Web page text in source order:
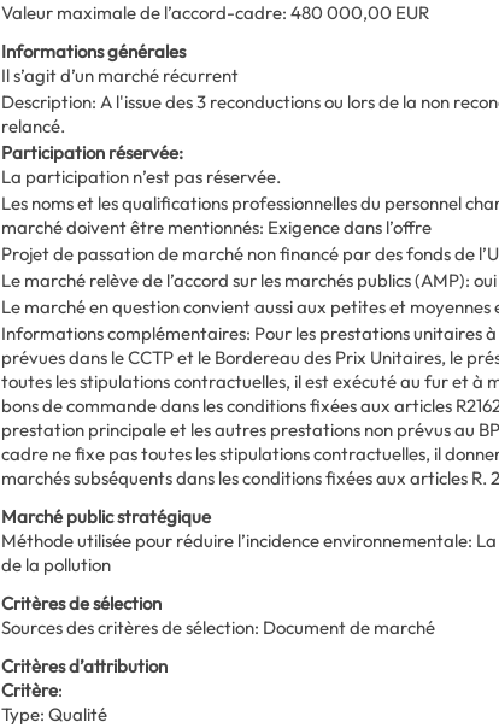
Valeur maximale de l’accord-cadre: 480 000,00 EUR
Informations générales
Il s’agit d’un marché récurrent
Description: A l'issue des 3 reconductions ou lors de la non
relancé.
Participation réservée:
La participation n’est pas réservée.
Les noms et les qualifications professionnelles du personnel
marché doivent être mentionnés: Exigence dans l’offre
Projet de passation de marché non financé par des fonds de
Le marché relève de l’accord sur les marchés publics (AMP): oui
Le marché en question convient aussi aux petites et moyennes
Informations complémentaires: Pour les prestations unitaires
prévues dans le CCTP et le Bordereau des Prix Unitaires, le
toutes les stipulations contractuelles, il est exécuté au fur et à
bons de commande dans les conditions fixées aux articles
prestation principale et les autres prestations non prévus au
cadre ne fixe pas toutes les stipulations contractuelles, il
marchés subséquents dans les conditions fixées aux articles R.
Marché public stratégique
Méthode utilisée pour réduire l’incidence environnementale:
de la pollution
Critères de sélection
Sources des critères de sélection: Document de marché
Critères d’attribution
Critère:
Type: Qualité